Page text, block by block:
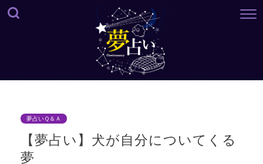
夢占いＱ＆Ａ
【夢占い】犬が自分についてくる
夢